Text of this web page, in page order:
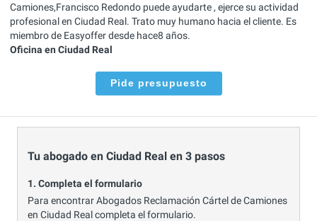
Camiones,Francisco Redondo puede ayudarte , ejerce su actividad
profesional en Ciudad Real. Trato muy humano hacia el cliente. Es
miembro de Easyoffer desde hace8 años.
Oficina en Ciudad Real
Pide presupuesto
Tu abogado en Ciudad Real en 3 pasos
1. Completa el formulario
Para encontrar Abogados Reclamación Cártel de Camiones
en Ciudad Real completa el formulario.